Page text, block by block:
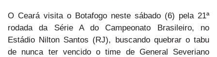
O Ceará visita o Botafogo neste sábado (6) pela 21ª
rodada da Série A do Campeonato Brasileiro, no
Estádio Nilton Santos (RJ), buscando quebrar o tabu
de nunca ter vencido o time de General Severiano